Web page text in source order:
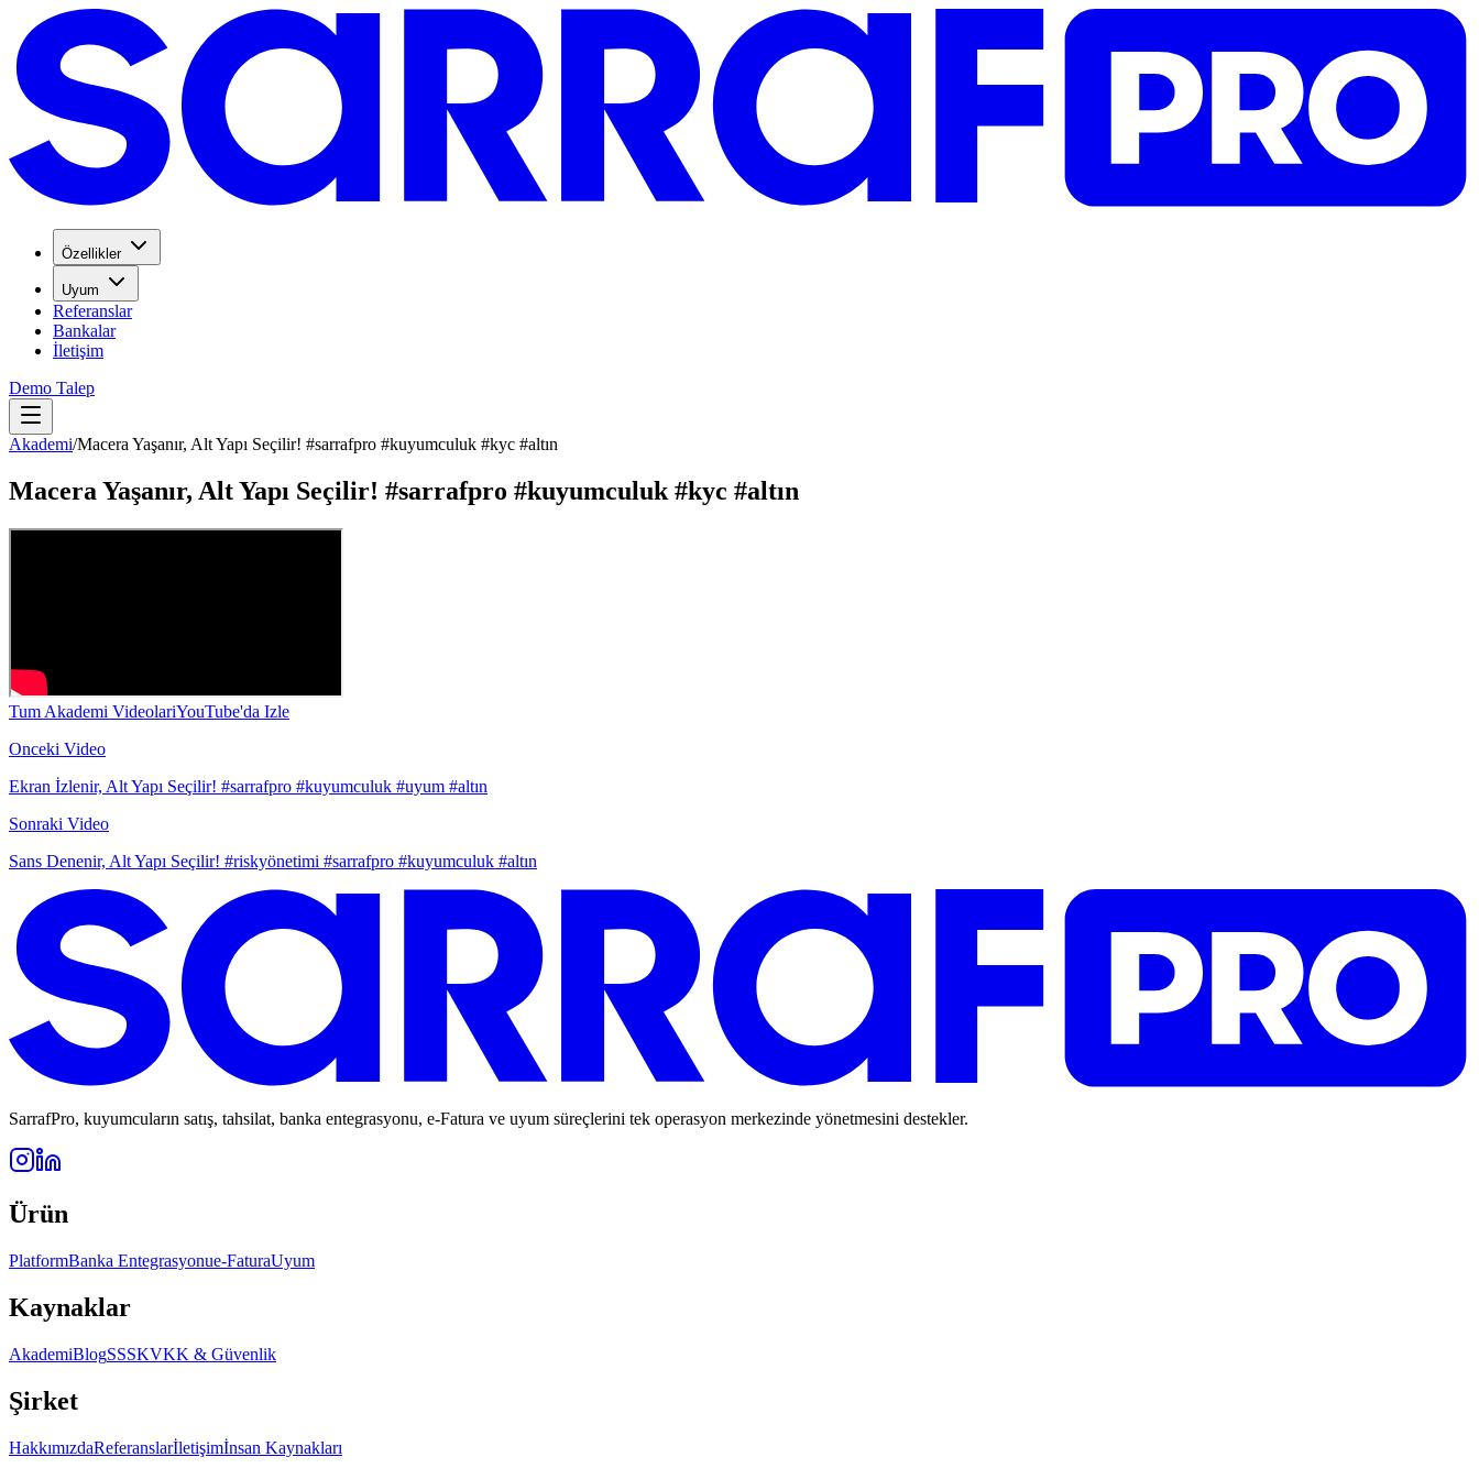
Özellikler
Uyum
Referanslar
Bankalar
İletişim
Demo Talep
Akademi/Macera Yaşanır, Alt Yapı Seçilir! #sarrafpro #kuyumculuk #kyc #altın
Macera Yaşanır, Alt Yapı Seçilir! #sarrafpro #kuyumculuk #kyc #altın
Tum Akademi VideolariYouTube'da Izle
Onceki Video
Ekran İzlenir, Alt Yapı Seçilir! #sarrafpro #kuyumculuk #uyum #altın
Sonraki Video
Sans Denenir, Alt Yapı Seçilir! #riskyönetimi #sarrafpro #kuyumculuk #altın
SarrafPro, kuyumcuların satış, tahsilat, banka entegrasyonu, e-Fatura ve uyum süreçlerini tek operasyon merkezinde yönetmesini destekler.
Ürün
PlatformBanka Entegrasyonue-FaturaUyum
Kaynaklar
AkademiBlogSSSKVKK & Güvenlik
Şirket
HakkımızdaReferanslarİletişimİnsan Kaynakları